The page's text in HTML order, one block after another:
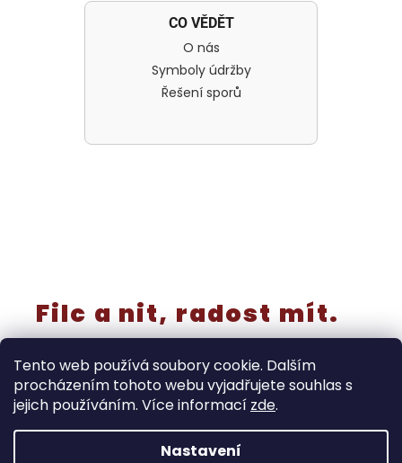
Tento web používá soubory cookie. Dalším
procházením tohoto webu vyjadřujete souhlas s
jejich používáním. Více informací zde.
Nastavení
‼️Rušíme kategorii “výřezy a knoflíky” - již nebudou
CO VĚDĚT
O nás
Symboly údržby
Řešení sporů
Filc a nit, radost mít.
Vytvořil Shoptet